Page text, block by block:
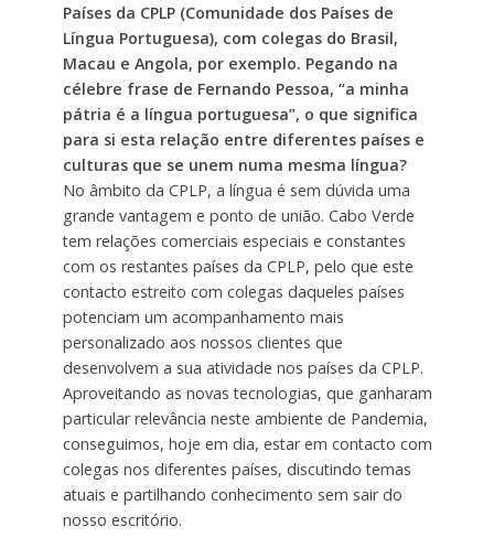
Países da CPLP (Comunidade dos Países de
Língua Portuguesa), com colegas do Brasil,
Macau e Angola, por exemplo. Pegando na
célebre frase de Fernando Pessoa, “a minha
pátria é a língua portuguesa”, o que significa
para si esta relação entre diferentes países e
culturas que se unem numa mesma língua?
No âmbito da CPLP, a língua é sem dúvida uma
grande vantagem e ponto de união. Cabo Verde
tem relações comerciais especiais e constantes
com os restantes países da CPLP, pelo que este
contacto estreito com colegas daqueles países
potenciam um acompanhamento mais
personalizado aos nossos clientes que
desenvolvem a sua atividade nos países da CPLP.
Aproveitando as novas tecnologias, que ganharam
particular relevância neste ambiente de Pandemia,
conseguimos, hoje em dia, estar em contacto com
colegas nos diferentes países, discutindo temas
atuais e partilhando conhecimento sem sair do
nosso escritório.